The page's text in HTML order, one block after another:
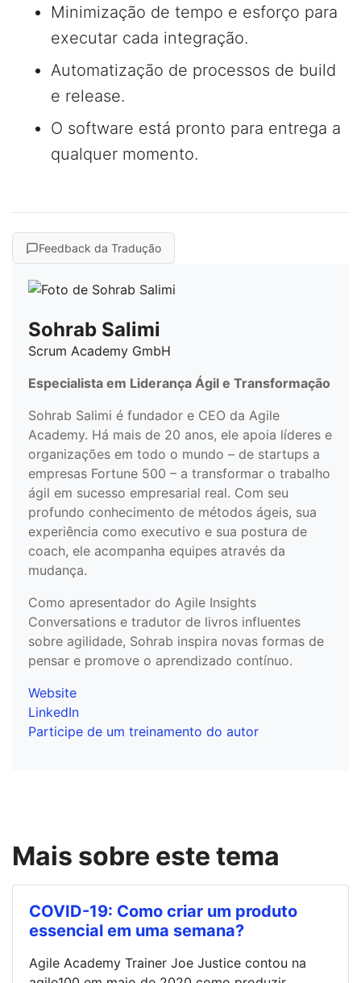
Minimização de tempo e esforço para
executar cada integração.
Automatização de processos de build
e release.
O software está pronto para entrega a
qualquer momento.
Feedback da Tradução
Sohrab Salimi
Scrum Academy GmbH
Especialista em Liderança Ágil e Transformação
Sohrab Salimi é fundador e CEO da Agile
Academy. Há mais de 20 anos, ele apoia líderes e
organizações em todo o mundo – de startups a
empresas Fortune 500 – a transformar o trabalho
ágil em sucesso empresarial real. Com seu
profundo conhecimento de métodos ágeis, sua
experiência como executivo e sua postura de
coach, ele acompanha equipes através da
mudança.
Como apresentador do Agile Insights
Conversations e tradutor de livros influentes
sobre agilidade, Sohrab inspira novas formas de
pensar e promove o aprendizado contínuo.
Website
LinkedIn
Participe de um treinamento do autor
Mais sobre este tema
COVID-19: Como criar um produto
essencial em uma semana?
Agile Academy Trainer Joe Justice contou na